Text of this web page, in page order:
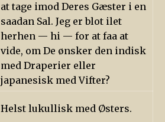
at tage imod Deres Gæster i en
saadan Sal. Jeg er blot ilet
herhen — hi — for at faa at
vide, om De ønsker den indisk
med Draperier eller
japanesisk med Vifter?
Helst lukullisk med Østers.